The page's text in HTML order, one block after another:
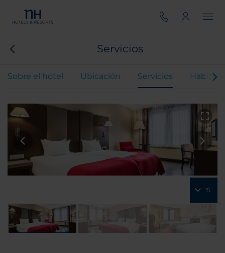
Servicios
Sobre el hotel Ubicación Servicios
15